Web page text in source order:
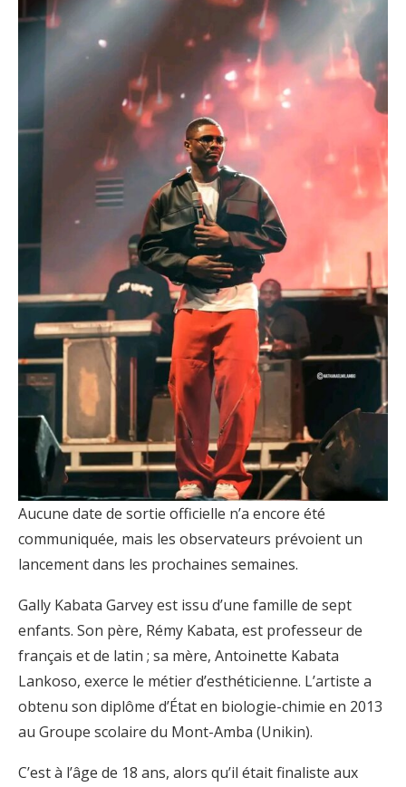
Aucune date de sortie officielle n’a encore été
communiquée, mais les observateurs prévoient un
lancement dans les prochaines semaines.
Gally Kabata Garvey est issu d’une famille de sept
enfants. Son père, Rémy Kabata, est professeur de
français et de latin ; sa mère, Antoinette Kabata
Lankoso, exerce le métier d’esthéticienne. L’artiste a
obtenu son diplôme d’État en biologie-chimie en 2013
au Groupe scolaire du Mont-Amba (Unikin).
C’est à l’âge de 18 ans, alors qu’il était finaliste aux